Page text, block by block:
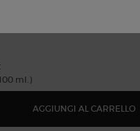
E RIMPOLPANTE
ml.)
AGGIUNGI AL CARRELLO